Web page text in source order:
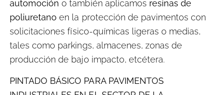
automocióno también aplicamos resinas de
poliuretano en la protección de pavimentos con
solicitaciones físico-químicas ligeras o medias,
tales como parkings, almacenes, zonas de
producción de bajo impacto, etcétera.
PINTADO BÁSICO PARA PAVIMENTOS